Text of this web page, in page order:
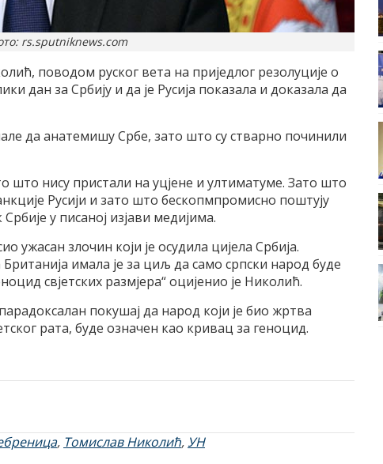
rs.sputniknews.com
поводом руског вета на приједлог резолуције о
дан за Србију и да је Русија показала и доказала да
да анатемишу Србе, зато што су стварно починили
што нису пристали на уцјене и ултиматуме. Зато што
Русији и зато што бескопмпромисно поштују
у писаној изјави медијима.
ужасан злочин који је осудила цијела Србија.
имала је за циљ да само српски народ буде
свјетских размјера“ оцијенио је Николић.
покушај да народ који је био жртва
рата, буде означен као кривац за геноцид.
, Томислав Николић,УН